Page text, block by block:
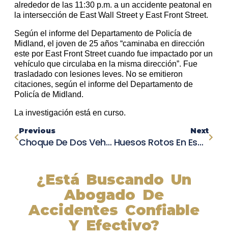
alrededor de las 11:30 p.m. a un accidente peatonal en
la intersección de East Wall Street y East Front Street.
Según el informe del Departamento de Policía de
Midland, el joven de 25 años “caminaba en dirección
este por East Front Street cuando fue impactado por un
vehículo que circulaba en la misma dirección”. Fue
trasladado con lesiones leves. No se emitieron
citaciones, según el informe del Departamento de
Policía de Midland.
La investigación está en curso.
Previous
Choque De Dos Vehículos En Miners Ranch Road Deja Dos Personas Heridas, CAL FIRE Informa
Next
Huesos Rotos En Espectáculo Callejero: Policía Busca Al Conductor Prófugo
¿Está Buscando Un
Abogado De
Accidentes Confiable
Y Efectivo?